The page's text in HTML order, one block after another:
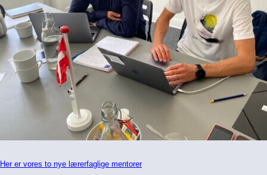
Her er vores to nye lærerfaglige mentorer